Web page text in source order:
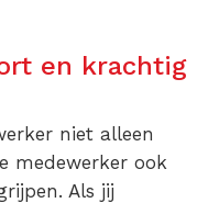
en krachtig
niet alleen
medewerker ook
Als jij